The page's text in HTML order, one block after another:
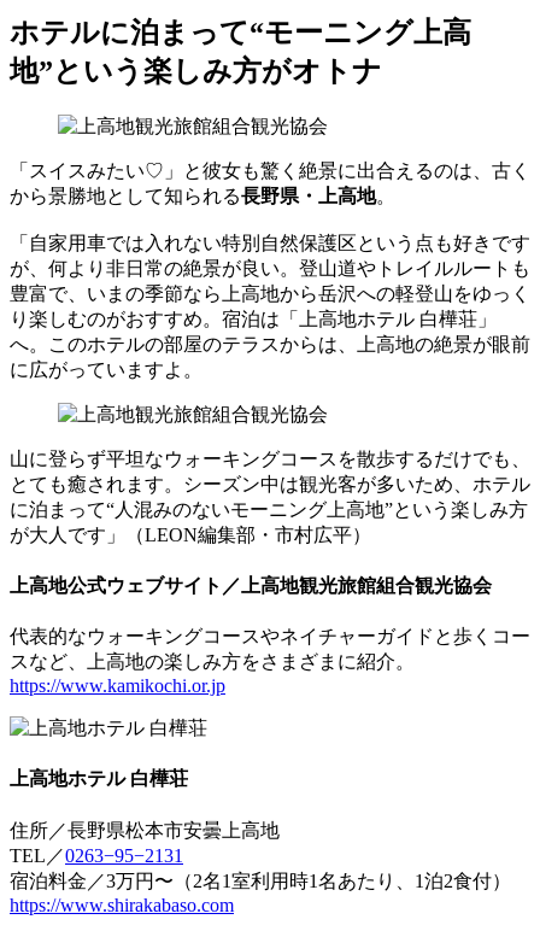
ホテルに泊まって“モーニング上高
地”という楽しみ方がオトナ
「スイスみたい♡」と彼女も驚く絶景に出合えるのは、古く
から景勝地として知られる長野県・上高地。
「自家用車では入れない特別自然保護区という点も好きです
が、何より非日常の絶景が良い。登山道やトレイルルートも
豊富で、いまの季節なら上高地から岳沢への軽登山をゆっく
り楽しむのがおすすめ。宿泊は「上高地ホテル 白樺荘」
へ。このホテルの部屋のテラスからは、上高地の絶景が眼前
に広がっていますよ。
山に登らず平坦なウォーキングコースを散歩するだけでも、
とても癒されます。シーズン中は観光客が多いため、ホテル
に泊まって“人混みのないモーニング上高地”という楽しみ方
が大人です」（LEON編集部・市村広平）
上高地公式ウェブサイト／上高地観光旅館組合観光協会
代表的なウォーキングコースやネイチャーガイドと歩くコー
スなど、上高地の楽しみ方をさまざまに紹介。
https://www.kamikochi.or.jp
上高地ホテル 白樺荘
住所／長野県松本市安曇上高地
TEL／0263−95−2131
宿泊料金／3万円〜（2名1室利用時1名あたり、1泊2食付）
https://www.shirakabaso.com